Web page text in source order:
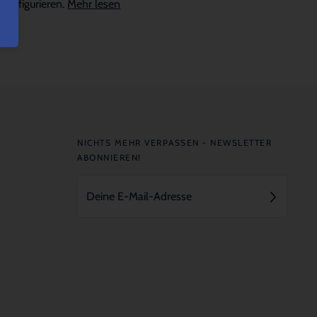
konfigurieren. Mehr lesen
NICHTS MEHR VERPASSEN - NEWSLETTER
ABONNIEREN!